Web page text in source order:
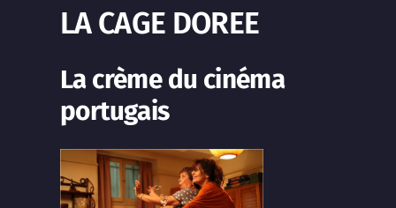
LA CAGE DOREE
La crème du cinéma
portugais